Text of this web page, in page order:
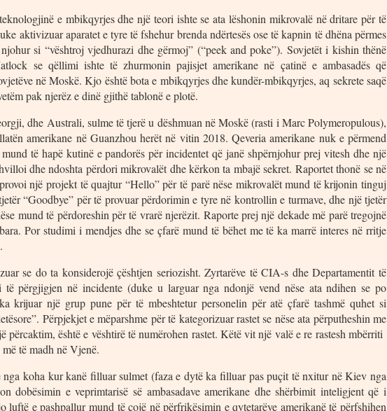
e mbikqyrjes dhe një teori ishte se ata lëshonin mikrovalë në dritare për të
aktivizuar aparatet e tyre të fshehur brenda ndërtesës ose të kapnin të dhëna përmes
si “vështroj vjedhurazi dhe gërmoj” (“peek and poke”). Sovjetët i kishin thënë
se qëllimi ishte të zhurmonin pajisjet amerikane në çatinë e ambasadës që
në Moskë. Kjo është bota e mbikqyrjes dhe kundër-mbikqyrjes, aq sekrete saqë
pak njerëz e dinë gjithë tablonë e plotë.
dhe Australi, sulme të tjerë u dëshmuan në Moskë (rasti i Marc Polymeropulous),
amerikane në Guanzhou herët në vitin 2018. Qeveria amerikane nuk e përmend
mund të hapë kutinë e pandorës për incidentet që janë shpërnjohur prej vitesh dhe një
dhe ndoshta përdori mikrovalët dhe kërkon ta mbajë sekret. Raportet thonë se në
një projekt të quajtur “Hello” për të parë nëse mikrovalët mund të krijonin tinguj
“Goodbye” për të provuar përdorimin e tyre në kontrollin e turmave, dhe një tjetër
mund të përdoreshin për të vrarë njerëzit. Raporte prej një dekade më parë tregojnë
Por studimi i mendjes dhe se çfarë mund të bëhet me të ka marrë interes në rritje
se do ta konsiderojë çështjen seriozisht. Zyrtarëve të CIA-s dhe Departamentit të
përgjigjen në incidente (duke u larguar nga ndonjë vend nëse ata ndihen se po
krijuar një grup pune për të mbeshtetur personelin për atë çfarë tashmë quhet si
Përpjekjet e mëparshme për të kategorizuar rastet se nëse ata përputheshin me
përcaktim, është e vështirë të numërohen rastet. Këtë vit një valë e re rastesh mbërriti
më të madh në Vjenë.
nga koha kur kanë filluar sulmet (faza e dytë ka filluar pas puçit të nxitur në Kiev nga
dobësimin e veprimtarisë së ambasadave amerikane dhe shërbimit inteligjent që i
e pashpallur mund të çojë në përfrikësimin e qytetarëve amerikanë të përfshihen